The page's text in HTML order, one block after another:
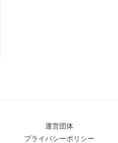
運営団体
プライバシーポリシー